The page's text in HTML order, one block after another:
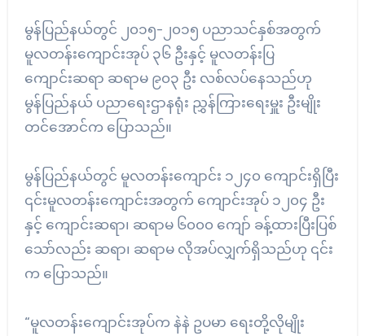
မွန်ပြည်နယ်တွင် ၂၀၁၅-၂၀၁၅ ပညာသင်နှစ်အတွက်
မူလတန်းကျောင်းအုပ် ၃၆ ဦးနှင့် မူလတန်းပြ
ကျောင်းဆရာ ဆရာမ ၉၀၃ ဦး လစ်လပ်နေသည်ဟု
မွန်ပြည်နယ် ပညာရေးဌာနရုံး ညွှန်ကြားရေးမှူး ဦးမျိုး
တင်အောင်က ပြောသည်။
မွန်ပြည်နယ်တွင် မူလတန်းကျောင်း ၁၂၄၀ ကျောင်းရှိပြီး
၎င်းမူလတန်းကျောင်းအတွက် ကျောင်းအုပ် ၁၂၀၄ ဦး
နှင့် ကျောင်းဆရာ၊ ဆရာမ ၆၀၀၀ ကျော် ခန့်ထားပြီးပြစ်
သော်လည်း ဆရာ၊ ဆရာမ လိုအပ်လျှက်ရှိသည်ဟု ၎င်း
က ပြောသည်။
“မူလတန်းကျောင်းအုပ်က နဲနဲ ဥပမာ ရေးတို့လိုမျိုး